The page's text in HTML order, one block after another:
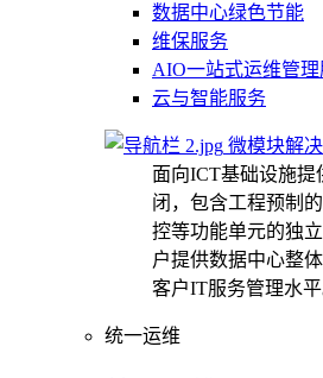
数据中心绿色节能
维保服务
AIO一站式运维管
云与智能服务
微模块解
面向ICT基础设施
闭，包含工程预制
控等功能单元的独
户提供数据中心整
客户IT服务管理水平
统一运维